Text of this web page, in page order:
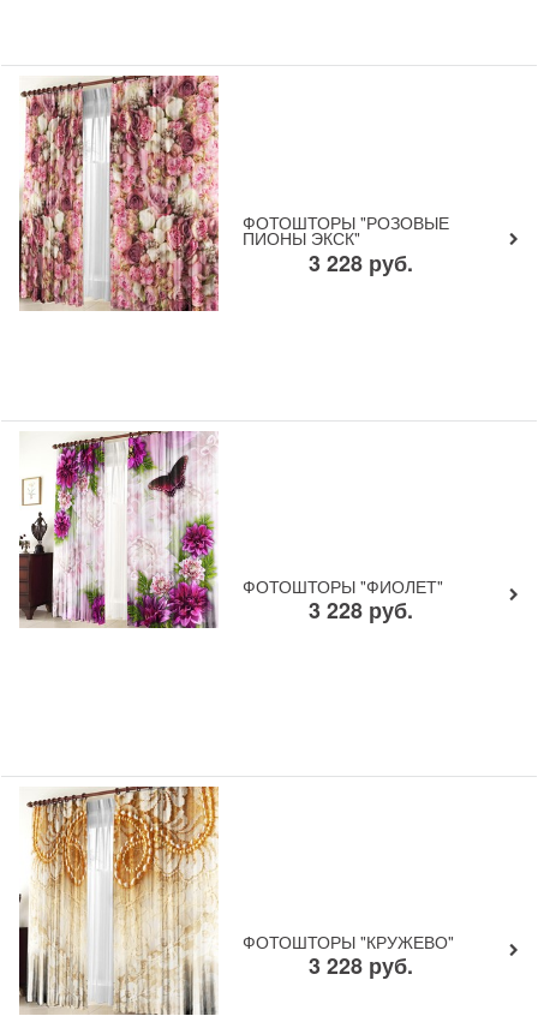
ФОТОШТОРЫ "РОЗОВЫЕ
ПИОНЫ ЭКСК"
3 228 руб.
ФОТОШТОРЫ "ФИОЛЕТ"
3 228 руб.
ФОТОШТОРЫ "КРУЖЕВО"
3 228 руб.